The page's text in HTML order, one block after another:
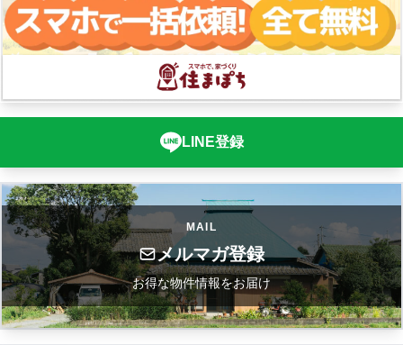
LINE登録
MAIL
メルマガ登録
お得な物件情報をお届け